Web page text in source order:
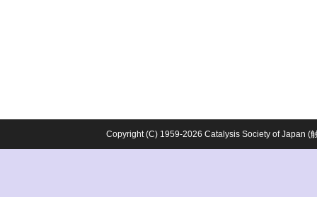
Copyright (C) 1959-2026 Catalysis Society of Japan (